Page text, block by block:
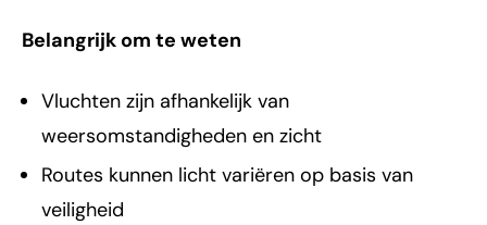
Belangrijk om te weten
Vluchten zijn afhankelijk van
weersomstandigheden en zicht
Routes kunnen licht variëren op basis van
veiligheid